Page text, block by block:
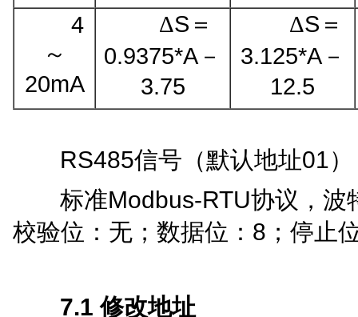
4
～
20mA
ΔS ＝
0.9375*A －
3.75
ΔS ＝
3.125*A－
12.5
RS485信号（默认地址01
标准Modbus-RTU协议，波
校验位：无；数据位： 8 ；停止
7.1修改地址